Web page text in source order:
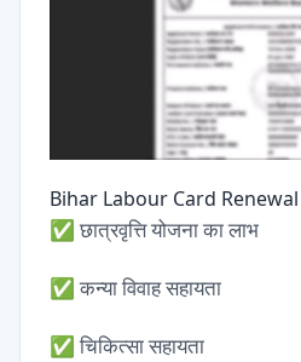
Bihar Labour Card
✅ छात्रवृत्ति योजना का लाभ
✅ कन्या विवाह सहायता
✅ चिकित्सा सहायता